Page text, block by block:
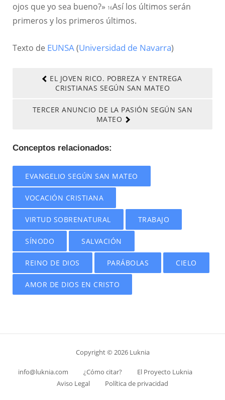
ojos que yo sea bueno?» 16Así los últimos serán
primeros y los primeros últimos.
Texto de EUNSA(Universidad de Navarra)
EL JOVEN RICO. POBREZA Y ENTREGA
CRISTIANAS SEGÚN SAN MATEO
TERCER ANUNCIO DE LA PASIÓN SEGÚN SAN
MATEO
Conceptos relacionados:
EVANGELIO SEGÚN SAN MATEO
VOCACIÓN CRISTIANA
VIRTUD SOBRENATURAL TRABAJO
SÍNODO SALVACIÓN
REINO DE DIOS PARÁBOLAS CIELO
AMOR DE DIOS EN CRISTO
Copyright © 2026 Luknia
info@luknia.com ¿Cómo citar?
El Proyecto Luknia
Aviso Legal
Política de privacidad